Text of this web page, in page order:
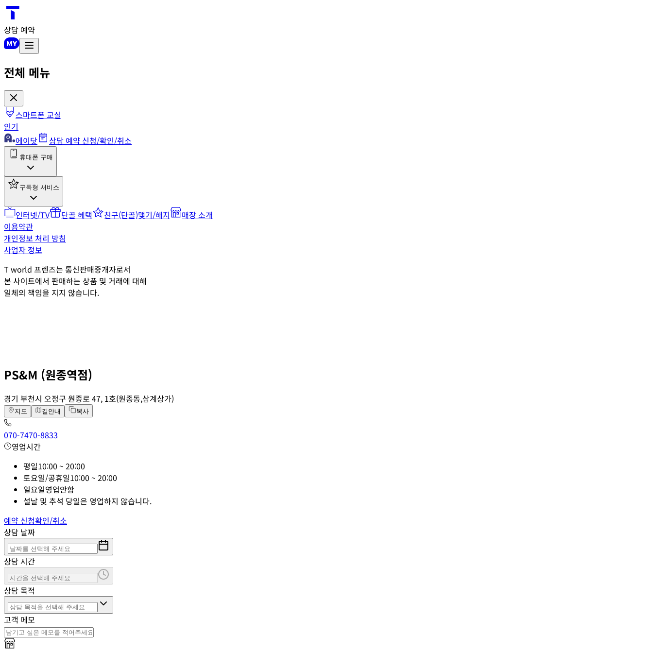
상담 예약
전체 메뉴
스마트폰 교실
인기
에이닷
상담 예약 신청/확인/취소
휴대폰 구매
구독형 서비스
인터넷/TV 단골 혜택 친구(단골)맺기/해지
매장 소개
이용약관
개인정보 처리 방침
사업자 정보
T world 프렌즈는 통신판매중개자로서
본 사이트에서 판매하는 상품 및 거래에 대해
일체의 책임을 지지 않습니다.
PS&M (원종역점)
경기 부천시 오정구 원종로 47, 1호(원종동,삼계상가)
지도 길안내 복사
070-7470-8833
영업시간
평일10:00 ~ 20:00
토요일/공휴일10:00 ~ 20:00
일요일영업안함
설날 및 추석 당일은 영업하지 않습니다.
예약 신청확인/취소
상담 날짜
상담 시간
상담 목적
고객 메모